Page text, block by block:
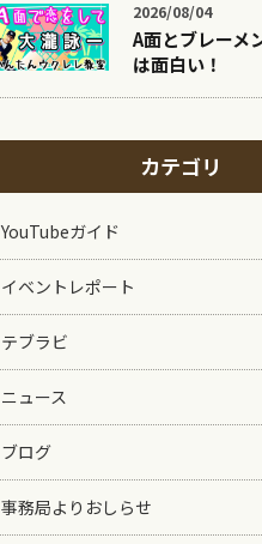
2026/08/04
A面とブレーメ
は面白い！
カテゴリ
YouTubeガイド
イベントレポート
テブラビ
ニュース
ブログ
事務局よりおしらせ